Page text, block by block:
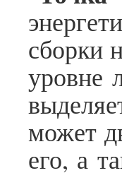
сборки
уровне
может
его, а